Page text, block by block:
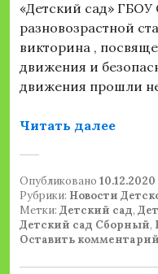
«Детский сад»
разновозрастной
викторина ,
движения и
движения прошли
Читать далее
Опубликовано 10.12.2020
Рубрики: Новости
Метки: Детский сад,
Детский сад Сборный,
Оставить комментарий